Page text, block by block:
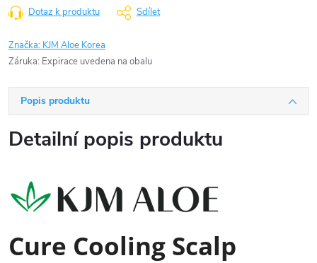
Dotaz k produktu Sdílet
Značka: KJM Aloe Korea
Záruka: Expirace uvedena na obalu
Popis produktu
Detailní popis produktu
Cure Cooling Scalp